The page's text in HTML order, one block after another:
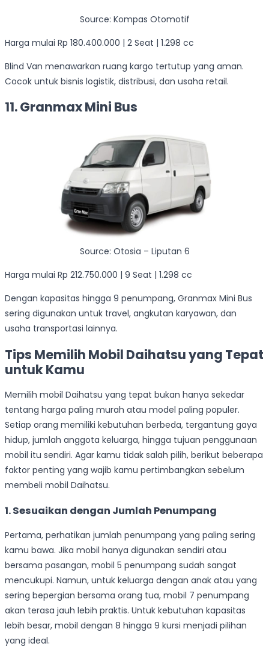
Source: Kompas Otomotif
Harga mulai Rp 180.400.000 | 2 Seat | 1.298 cc
Blind Van menawarkan ruang kargo tertutup yang aman.
Cocok untuk bisnis logistik, distribusi, dan usaha retail.
11. Granmax Mini Bus
Source: Otosia – Liputan 6
Harga mulai Rp 212.750.000 | 9 Seat | 1.298 cc
Dengan kapasitas hingga 9 penumpang, Granmax Mini Bus
sering digunakan untuk travel, angkutan karyawan, dan
usaha transportasi lainnya.
Tips Memilih Mobil Daihatsu yang Tepat
untuk Kamu
Memilih mobil Daihatsu yang tepat bukan hanya sekedar
tentang harga paling murah atau model paling populer.
Setiap orang memiliki kebutuhan berbeda, tergantung gaya
hidup, jumlah anggota keluarga, hingga tujuan penggunaan
mobil itu sendiri. Agar kamu tidak salah pilih, berikut beberapa
faktor penting yang wajib kamu pertimbangkan sebelum
membeli mobil Daihatsu.
1. Sesuaikan dengan Jumlah Penumpang
Pertama, perhatikan jumlah penumpang yang paling sering
kamu bawa. Jika mobil hanya digunakan sendiri atau
bersama pasangan, mobil 5 penumpang sudah sangat
mencukupi. Namun, untuk keluarga dengan anak atau yang
sering bepergian bersama orang tua, mobil 7 penumpang
akan terasa jauh lebih praktis. Untuk kebutuhan kapasitas
lebih besar, mobil dengan 8 hingga 9 kursi menjadi pilihan
yang ideal.